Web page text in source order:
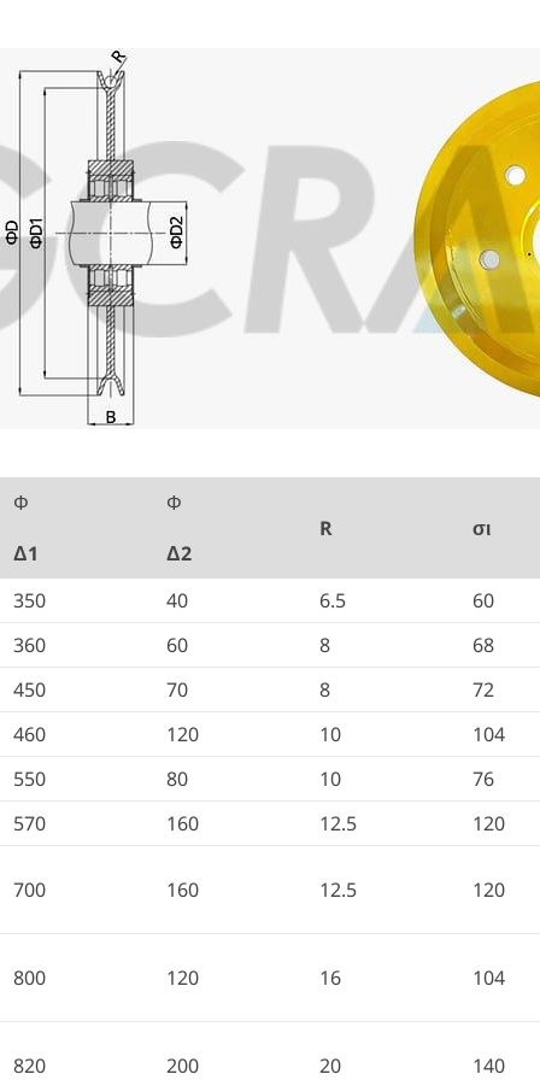
Φ
Δ1
Φ
Δ2
R σι
350 40 6.5
60
360
60 8
68
450
70 8
72
460
120 10
104
550
80 10
76
570
160 12.5 120
700 160 12.5 120
800 120 16 104
820 200 20 140